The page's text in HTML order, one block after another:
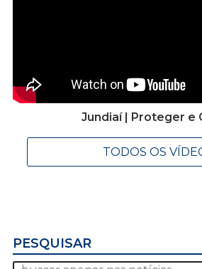
Jundiaí | Proteger e
TODOS OS
PESQUISAR